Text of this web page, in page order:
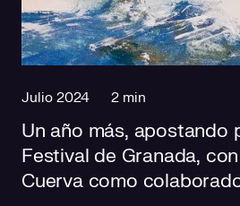
Julio 2024 2 min
Un año más, apostando
Festival de Granada,
Cuerva como